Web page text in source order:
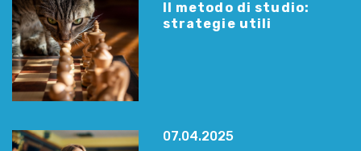
Il metodo di studio:
strategie utili
07.04.2025